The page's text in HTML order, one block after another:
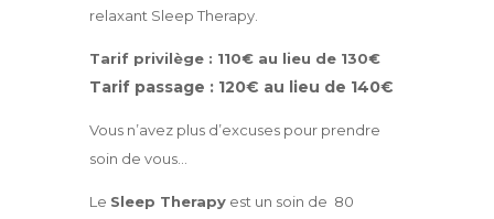
relaxant Sleep Therapy.
Tarif privilège : 110€ au lieu de 130€
Tarif passage : 120€ au lieu de 140€
Vous n’avez plus d’excuses pour prendre
soin de vous…
Le Sleep Therapyest un soin de 80